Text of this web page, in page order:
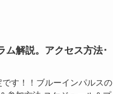
ム解説。アクセス方法･
す！！ブルーインパルスの